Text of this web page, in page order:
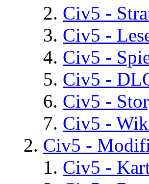
Civ5 -
Civ5 -
Civ5 -
Civ5 -
Civ5 -
Civ5 -
Civ5 -
Civ5 -